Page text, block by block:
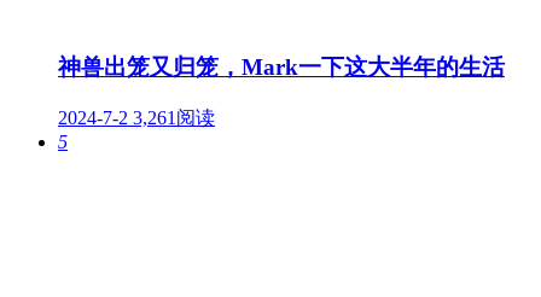
神兽出笼又归笼，Mark一下这大半年的生活
2024-7-2 3,261阅读
5